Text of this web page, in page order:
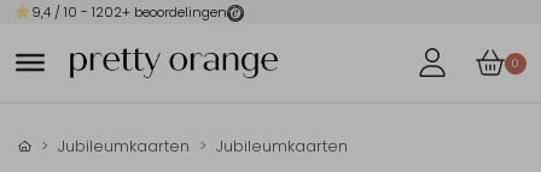
9,4 / 10 - 1202+ beoordelingen
0
Jubileumkaarten Jubileumkaarten